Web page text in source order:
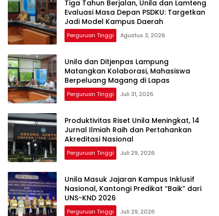
Tiga Tahun Berjalan, Unila dan Lamteng
Evaluasi Masa Depan PSDKU: Targetkan
Jadi Model Kampus Daerah
Perguruan Tinggi Agustus 3, 2026
Unila dan Ditjenpas Lampung
Matangkan Kolaborasi, Mahasiswa
Berpeluang Magang di Lapas
Perguruan Tinggi Juli 31, 2026
Produktivitas Riset Unila Meningkat, 14
Jurnal Ilmiah Raih dan Pertahankan
Akreditasi Nasional
Perguruan Tinggi Juli 29, 2026
Unila Masuk Jajaran Kampus Inklusif
Nasional, Kantongi Predikat “Baik” dari
UNS-KND 2026
Perguruan Tinggi Juli 29, 2026